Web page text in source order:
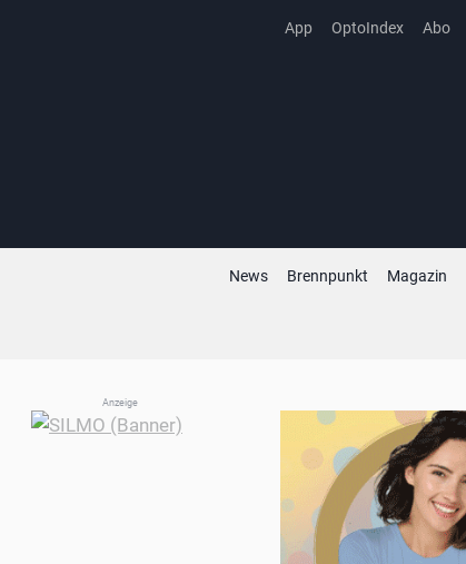
App OptoIndex Abo
News Brennpunkt Magazin
Anzeige